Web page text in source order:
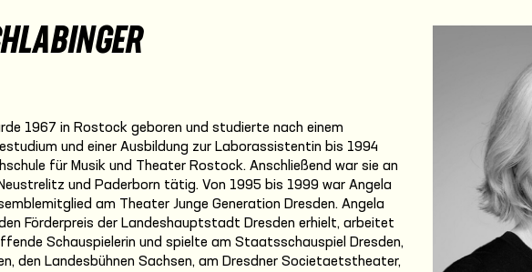
1967 in Rostock geboren und studierte nach einem
und einer Ausbildung zur Laborassistentin bis 1994
für Musik und Theater Rostock. Anschließend war sie an
und Paderborn tätig. Von 1995 bis 1999 war Angela
am Theater Junge Generation Dresden. Angela
Förderpreis der Landeshauptstadt Dresden erhielt, arbeitet
Schauspielerin und spielte am Staatsschauspiel Dresden,
den Landesbühnen Sachsen, am Dresdner Societaetstheater,